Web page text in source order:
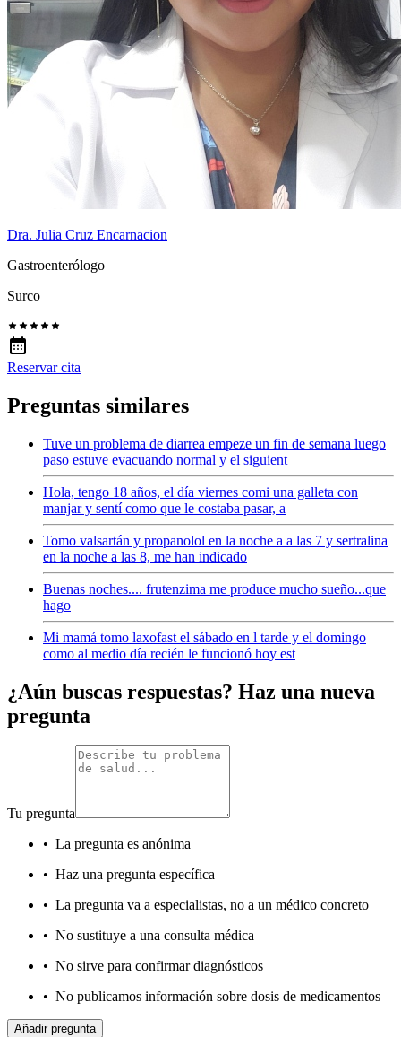
Dra. Julia Cruz Encarnacion
Gastroenterólogo
Surco
Reservar cita
Preguntas similares
Tuve un problema de diarrea empeze un fin de semana luego
paso estuve evacuando normal y el siguient
Hola, tengo 18 años, el día viernes comi una galleta con
manjar y sentí como que le costaba pasar, a
Tomo valsartán y propanolol en la noche a a las 7 y sertralina
en la noche a las 8, me han indicado
Buenas noches.... frutenzima me produce mucho sueño...que
hago
Mi mamá tomo laxofast el sábado en l tarde y el domingo
como al medio día recién le funcionó hoy est
¿Aún buscas respuestas? Haz una nueva
pregunta
Tu pregunta
• La pregunta es anónima
• Haz una pregunta específica
• La pregunta va a especialistas, no a un médico concreto
• No sustituye a una consulta médica
• No sirve para confirmar diagnósticos
• No publicamos información sobre dosis de medicamentos
Añadir pregunta